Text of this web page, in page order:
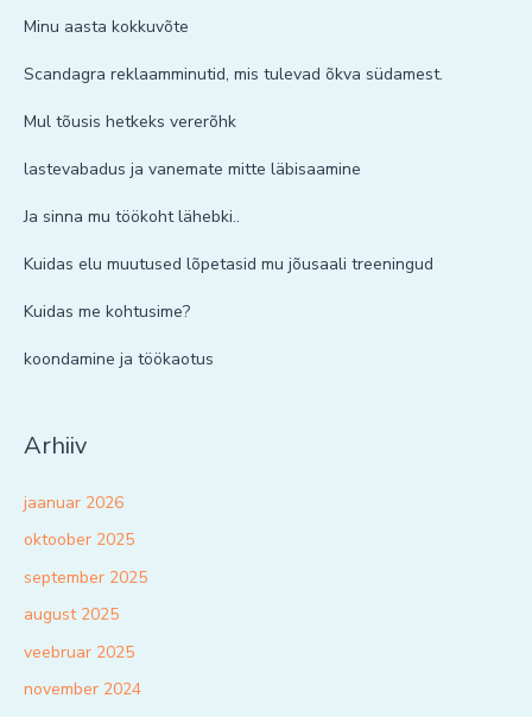
Minu aasta kokkuvõte
Scandagra reklaamminutid, mis tulevad õkva südamest.
Mul tõusis hetkeks vererõhk
lastevabadus ja vanemate mitte läbisaamine
Ja sinna mu töökoht lähebki..
Kuidas elu muutused lõpetasid mu jõusaali treeningud
Kuidas me kohtusime?
koondamine ja töökaotus
Arhiiv
jaanuar 2026
oktoober 2025
september 2025
august 2025
veebruar 2025
november 2024